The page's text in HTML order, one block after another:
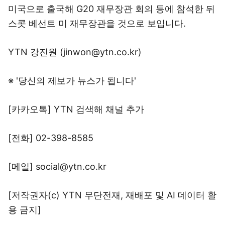
미국으로 출국해 G20 재무장관 회의 등에 참석한 뒤
스콧 베선트 미 재무장관을 것으로 보입니다.
YTN 강진원 (jinwon@ytn.co.kr)
※ '당신의 제보가 뉴스가 됩니다'
[카카오톡] YTN 검색해 채널 추가
[전화] 02-398-8585
[메일] social@ytn.co.kr
[저작권자(c) YTN 무단전재, 재배포 및 AI 데이터 활
용 금지]